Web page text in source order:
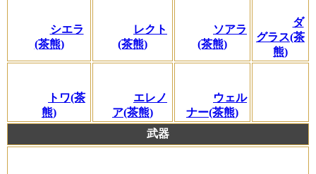
シエラ
(茶熊)
レクト
(茶熊)
ソアラ
(茶熊)
ダ
グラス(茶
熊)
トワ(茶
熊)
エレノ
ア(茶熊)
ウェル
ナー(茶熊)
武器